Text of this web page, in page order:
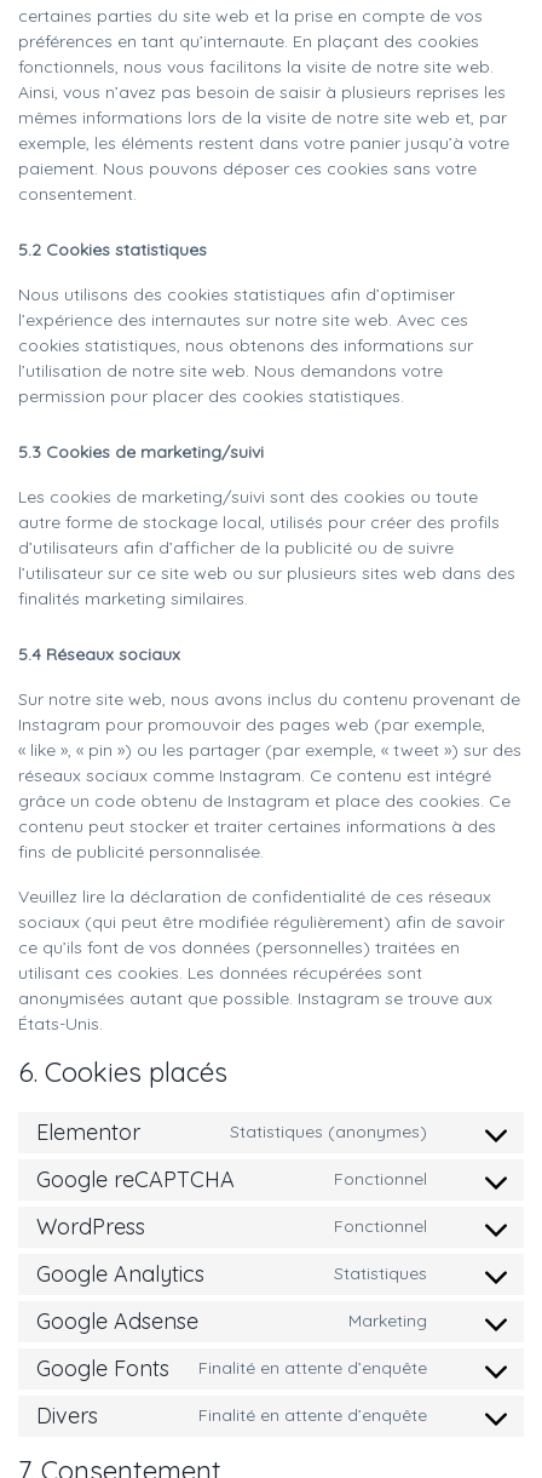
certaines parties du site web et la prise en compte de vos
préférences en tant qu’internaute. En plaçant des cookies
fonctionnels, nous vous facilitons la visite de notre site web.
Ainsi, vous n’avez pas besoin de saisir à plusieurs reprises les
mêmes informations lors de la visite de notre site web et, par
exemple, les éléments restent dans votre panier jusqu’à votre
paiement. Nous pouvons déposer ces cookies sans votre
consentement.
5.2 Cookies statistiques
Nous utilisons des cookies statistiques afin d’optimiser
l’expérience des internautes sur notre site web. Avec ces
cookies statistiques, nous obtenons des informations sur
l’utilisation de notre site web. Nous demandons votre
permission pour placer des cookies statistiques.
5.3 Cookies de marketing/suivi
Les cookies de marketing/suivi sont des cookies ou toute
autre forme de stockage local, utilisés pour créer des profils
d’utilisateurs afin d’afficher de la publicité ou de suivre
l’utilisateur sur ce site web ou sur plusieurs sites web dans des
finalités marketing similaires.
5.4 Réseaux sociaux
Sur notre site web, nous avons inclus du contenu provenant de
Instagram pour promouvoir des pages web (par exemple,
« like », « pin ») ou les partager (par exemple, « tweet ») sur des
réseaux sociaux comme Instagram. Ce contenu est intégré
grâce un code obtenu de Instagram et place des cookies. Ce
contenu peut stocker et traiter certaines informations à des
fins de publicité personnalisée.
Veuillez lire la déclaration de confidentialité de ces réseaux
sociaux (qui peut être modifiée régulièrement) afin de savoir
ce qu’ils font de vos données (personnelles) traitées en
utilisant ces cookies. Les données récupérées sont
anonymisées autant que possible. Instagram se trouve aux
États-Unis.
6. Cookies placés
Elementor Statistiques (anonymes)
Google reCAPTCHA Fonctionnel
WordPress Fonctionnel
Google Analytics Statistiques
Google Adsense Marketing
Google Fonts Finalité en attente d’enquête
Divers Finalité en attente d’enquête
7. Consentement